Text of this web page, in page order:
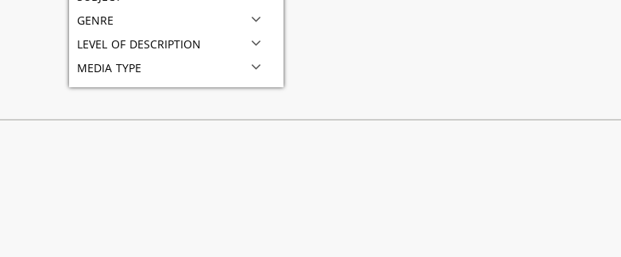
genre
level of description
media type